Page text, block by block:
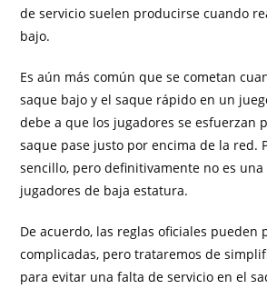
de servicio suelen producirse cuando
bajo.
Es aún más común que se cometan
saque bajo y el saque rápido en un
debe a que los jugadores se esfuerzan
saque pase justo por encima de la red.
sencillo, pero definitivamente no es
jugadores de baja estatura.
De acuerdo, las reglas oficiales pueden
complicadas, pero trataremos de
para evitar una falta de servicio en el